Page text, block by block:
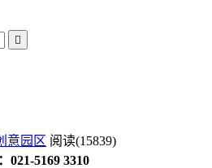

意园区 阅读(15839)
021-5169 3310